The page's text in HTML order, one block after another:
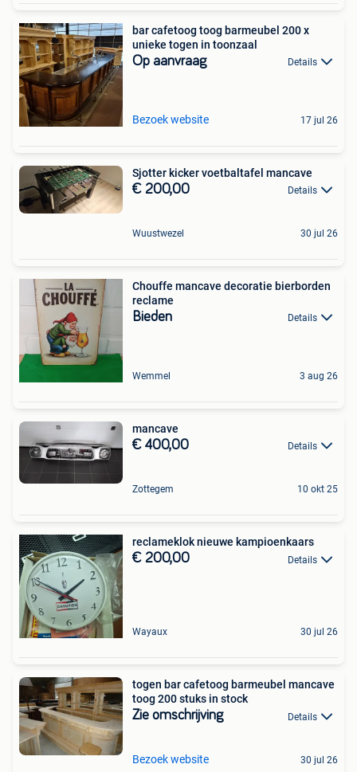
bar cafetoog toog barmeubel 200 x
unieke togen in toonzaal
Op aanvraag Details
Bezoek website 17 jul 26
Sjotter kicker voetbaltafel mancave
€ 200,00 Details
Wuustwezel 30 jul 26
Chouffe mancave decoratie bierborden
reclame
Bieden Details
Wemmel 3 aug 26
mancave
€ 400,00 Details
Zottegem 10 okt 25
reclameklok nieuwe kampioenkaars
€ 200,00 Details
Wayaux 30 jul 26
togen bar cafetoog barmeubel mancave
toog 200 stuks in stock
Zie omschrijving Details
Bezoek website 30 jul 26